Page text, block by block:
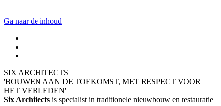
Ga naar de inhoud
SIX ARCHITECTS
'BOUWEN AAN DE TOEKOMST, MET RESPECT VOOR
HET VERLEDEN'
Six Architects is specialist in traditionele nieuwbouw en restauratie